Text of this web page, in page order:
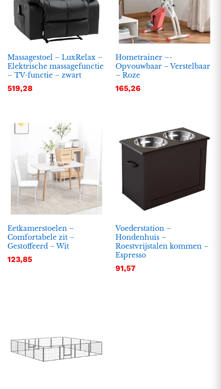
Massagestoel – LuxRelax –
Elektrische massagefunctie
– TV-functie – zwart
519,28
Hometrainer –-
Opvouwbaar – Verstelbaar
– Roze
165,26
Eetkamerstoelen –
Comfortabele zit –
Gestoffeerd – Wit
123,85
Voederstation –
Hondenhuis –
Roestvrijstalen kommen –
Espresso
91,57